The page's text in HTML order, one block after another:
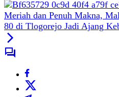
Meriah dan Penuh Makna,
80 di Tlogorejo Jadi Ajang